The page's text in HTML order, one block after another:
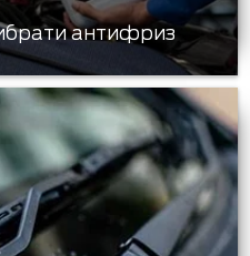
антифриз